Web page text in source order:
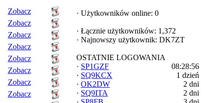
Zobacz
Zobacz
Zobacz
Zobacz
Zobacz
Zobacz
Zobacz
Zobacz
· Użytkowników online: 0
· Łącznie użytkowników: 1,372
· Najnowszy użytkownik: DK7ZT
OSTATNIE LOGOWANIA
· SP1GZF
08:28:56
· SQ9KCX
1 dzień
· OK2DW
2 dni
· SQ9ITA
2 dni